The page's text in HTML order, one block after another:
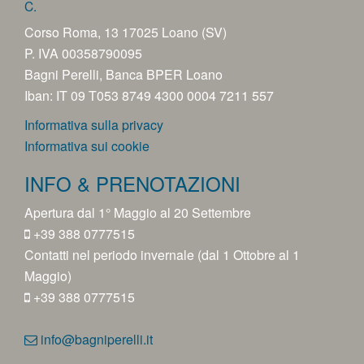
C.
Corso Roma, 13 17025 Loano (SV)
P. IVA 00358790095
Bagni Perelli, Banca BPER Loano
Iban: IT 09 T053 8749 4300 0004 7211 557
Informativa sulla privacy
Informativa sui cookie
INFO & PRENOTAZIONI
Apertura dal 1° Maggio al 20 Settembre
+39 388 0777515
Contatti nel periodo invernale (dal 1 Ottobre al 1
Maggio)
+39 388 0777515
info@bagniperelli.it